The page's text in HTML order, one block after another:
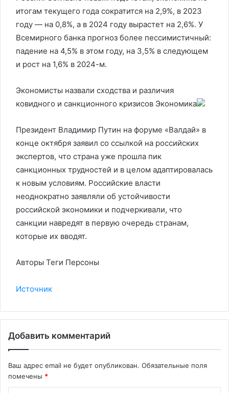
итогам текущего года сократится на 2,9%, в 2023
году — на 0,8%, а в 2024 году вырастет на 2,6%. У
Всемирного банка прогноз более пессимистичный:
падение на 4,5% в этом году, на 3,5% в следующем
и рост на 1,6% в 2024-м.
Экономисты назвали сходства и различия
ковидного и санкционного кризисов Экономика
Президент Владимир Путин на форуме «Валдай» в
конце октября заявил со ссылкой на российских
экспертов, что страна уже прошла пик
санкционных трудностей и в целом адаптировалась
к новым условиям. Российские власти
неоднократно заявляли об устойчивости
российской экономики и подчеркивали, что
санкции навредят в первую очередь странам,
которые их вводят.
Авторы Теги Персоны
Источник
Добавить комментарий
Ваш адрес email не будет опубликован. Обязательные поля
помечены *